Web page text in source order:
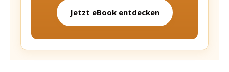
Jetzt eBook entdecken